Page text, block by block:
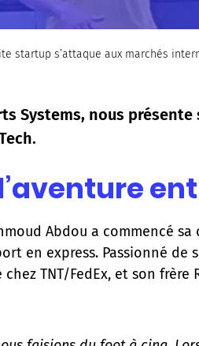
startup s’attaque aux marchés
Systems, nous
Abdou a commencé
en express. Passionné de
TNT/FedEx, et son frère